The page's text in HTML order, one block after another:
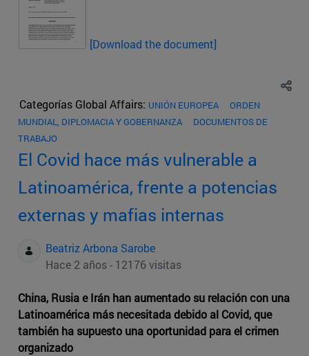
[Download the document]
Categorías Global Affairs: UNIÓN EUROPEA
ORDEN
MUNDIAL, DIPLOMACIA Y GOBERNANZA
DOCUMENTOS DE
TRABAJO
El Covid hace más vulnerable a
Latinoamérica, frente a potencias
externas y mafias internas
Beatriz Arbona Sarobe
Hace 2 años - 12176 visitas
China, Rusia e Irán han aumentado su relación con una
Latinoamérica más necesitada debido al Covid, que
también ha supuesto una oportunidad para el crimen
organizado